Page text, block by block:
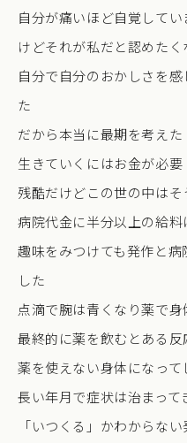
自分が痛いほど自覚してい
けどそれが私だと認めたく
自分で自分のおかしさを
た
だから本当に最期を考えた
生きていくにはお金が必要
残酷だけどこの世の中は
病院代金に半分以上の給
趣味をみつけても発作と
した
点滴で腕は青くなり薬で
最終的に薬を飲むとある反
薬を使えない身体になって
長い年月で症状は治まって
「いつくる」かわからな